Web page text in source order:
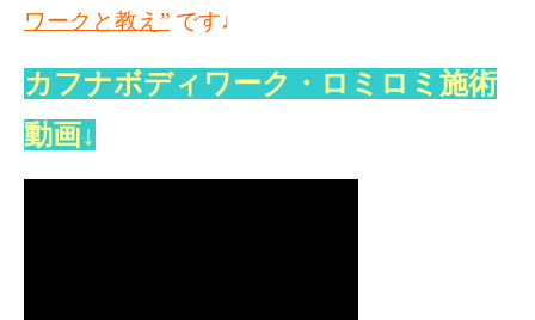
ワークと教え” です♩
カフナボディワーク・ロミロミ施術
動画↓